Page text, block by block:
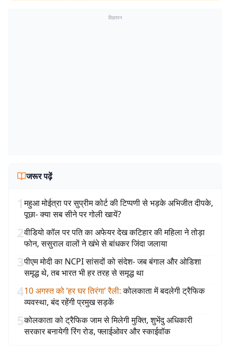
विज्ञापन
जरूर पढ़ें
1महुआ मोईत्रा पर सुप्रीम कोर्ट की टिप्पणी से भड़के अभिजीत दीपके,
पूछा- क्या सब सीने पर गोली खायें?
2वीडियो कॉल पर पति का अफेयर देख कटिहार की महिला ने तोड़ा
फोन, ससुराल वालों ने खंभे से बांधकर जिंदा जलाया
3पीएम मोदी का NCPI सांसदों को संदेश- जब बंगाल और ओडिशा
समृद्ध थे, तब भारत भी हर तरह से समृद्ध था
410 अगस्त को ‘हर घर तिरंगा’ रैली: कोलकाता में बदलेगी ट्रैफिक
व्यवस्था, बंद रहेंगी प्रमुख सड़कें
5कोलकाता को ट्रैफिक जाम से मिलेगी मुक्ति, शुभेंदु अधिकारी
सरकार बनायेगी रिंग रोड, फ्लाईओवर और स्काईवॉक